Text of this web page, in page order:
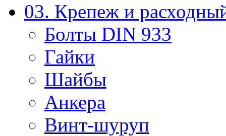
03. Крепеж и
Болты DIN 933
Гайки
Шайбы
Анкера
Винт-шуруп